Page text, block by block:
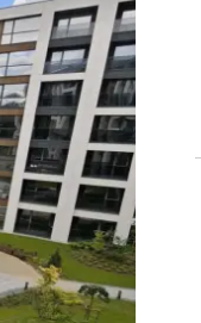
Ново
строителство
Бургас
Проекти ново
строителство